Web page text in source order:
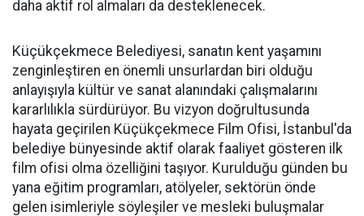
daha aktif rol almaları da desteklenecek.
Küçükçekmece Belediyesi, sanatın kent yaşamını
zenginleştiren en önemli unsurlardan biri olduğu
anlayışıyla kültür ve sanat alanındaki çalışmalarını
kararlılıkla sürdürüyor. Bu vizyon doğrultusunda
hayata geçirilen Küçükçekmece Film Ofisi, İstanbul'da
belediye bünyesinde aktif olarak faaliyet gösteren ilk
film ofisi olma özelliğini taşıyor. Kurulduğu günden bu
yana eğitim programları, atölyeler, sektörün önde
gelen isimleriyle söyleşiler ve mesleki buluşmalar